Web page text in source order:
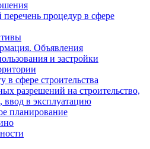
процедур в сфере
Объявления
и застройки
в сфере строительства
разрешений на строительство,
ввод в эксплуатацию
планирование